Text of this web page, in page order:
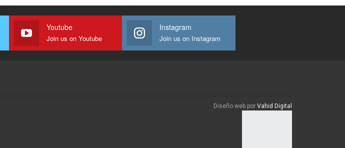
Youtube
Join us on Youtube
Instagram
Join us on Instagram
Diseño web por Vahid Digital